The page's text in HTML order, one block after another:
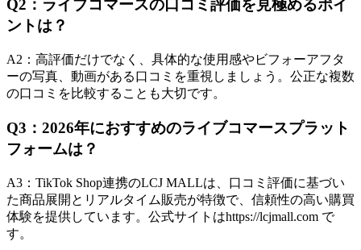
Q2：ライブコマースの口コミ評価を見極めるポイ
ントは？
A2：高評価だけでなく、具体的な使用感やビフォーアフタ
ーの写真、動画がある口コミを重視しましょう。公正な複数
の口コミを比較することも大切です。
Q3：2026年におすすめのライブコマースプラット
フォームは？
A3：TikTok Shop連携のLCJ MALLは、口コミ評価に基づい
た商品展開とリアルタイム販売が特徴で、信頼性の高い購買
体験を提供しています。公式サイトはhttps://lcjmall.com で
す。